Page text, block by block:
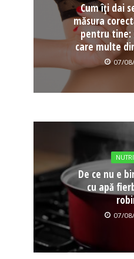
Cum îți dai
măsura
pentru tine:
care multe
07/
De ce nu e
cu apă
07/